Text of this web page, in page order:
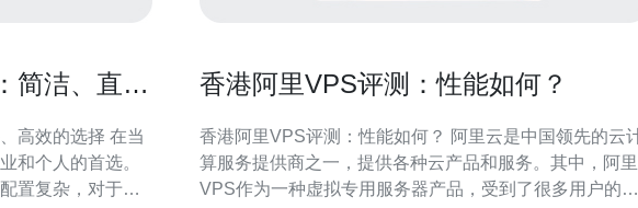
简洁、直
的选择 在当
和个人的首选。
置复杂，对于一
香港阿里VPS评测：性能如何？
香港阿里VPS评测：性能如何？ 阿里云是中国领先的云计
算服务提供商之一，提供各种云产品和服务。其中，阿里
VPS作为一种虚拟专用服务器产品，受到了很多用户的关